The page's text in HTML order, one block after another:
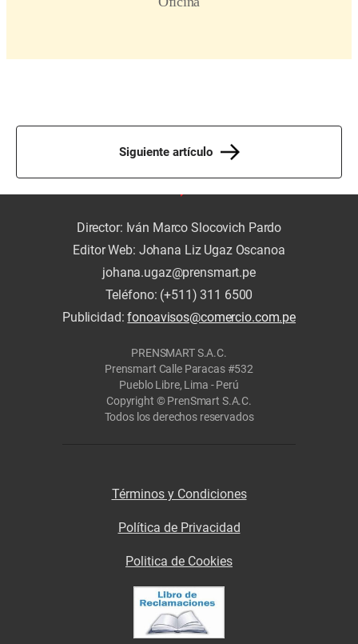
Siguiente artículo
Director: Iván Marco Slocovich Pardo
Editor Web: Johana Liz Ugaz Oscanoa
johana.ugaz@prensmart.pe
Teléfono: (+511) 311 6500
Publicidad:fonoavisos@comercio.com.pe
PRENSMART S.A.C.
Prensmart Calle Paracas #532
Pueblo Libre, Lima - Perú
Copyright © PrenSmart S.A.C.
Todos los derechos reservados
Términos y Condiciones
Política de Privacidad
Politica de Cookies